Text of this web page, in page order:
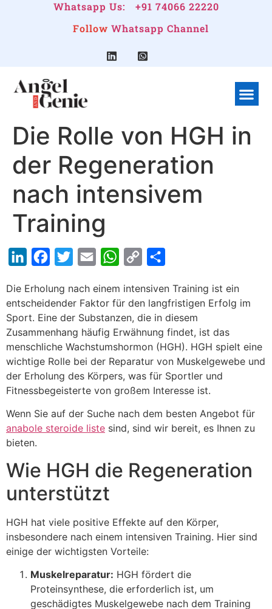
Whatsapp Us:
+91 74066 22220
Follow Whatsapp Channel
Die Rolle von HGH in
der Regeneration
nach intensivem
Training
LinkedInFacebook
TwitterEmail WhatsApp
Copy
Die Erholung nach einem intensiven Training ist ein
entscheidender Faktor für den langfristigen Erfolg im
Sport. Eine der Substanzen, die in diesem
Zusammenhang häufig Erwähnung findet, ist das
menschliche Wachstumshormon (HGH). HGH spielt eine
wichtige Rolle bei der Reparatur von Muskelgewebe und
der Erholung des Körpers, was für Sportler und
Fitnessbegeisterte von großem Interesse ist.
Wenn Sie auf der Suche nach dem besten Angebot für
anabole steroide liste sind, sind wir bereit, es Ihnen zu
bieten.
Wie HGH die Regeneration
unterstützt
HGH hat viele positive Effekte auf den Körper,
insbesondere nach einem intensiven Training. Hier sind
einige der wichtigsten Vorteile:
Muskelreparatur: HGH fördert die
Proteinsynthese, die erforderlich ist, um
geschädigtes Muskelgewebe nach dem Training